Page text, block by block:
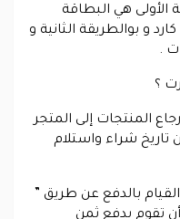
هي البطاقة
و بوالطريقة الثانية و
.
؟
المنتجات إلى المتجر
شراء واستلام
بالدفع عن طريق ”
تقوم بدفع ثمن